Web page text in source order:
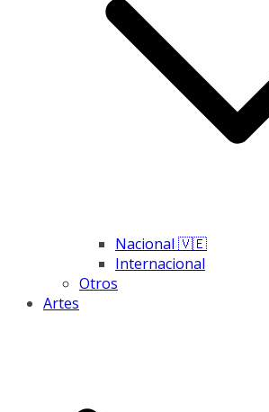
Nacional 🇻🇪
Internacional
Otros
Artes